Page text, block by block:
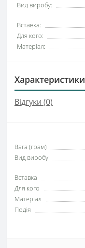
Вид виробу:
Вставка:
Для кого:
Матеріал:
Характеристики
Відгуки (0)
Вага (грам)
Вид виробу
Вставка
Для кого
Матеріал
Подія